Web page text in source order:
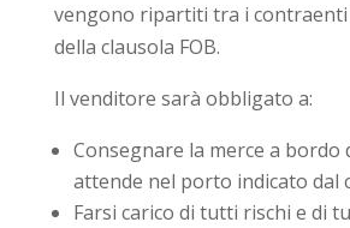
vengono ripartiti tra i contraenti
della clausola FOB.
Il venditore sarà obbligato a:
Consegnare la merce a bordo
attende nel porto indicato dal
Farsi carico di tutti rischi e di